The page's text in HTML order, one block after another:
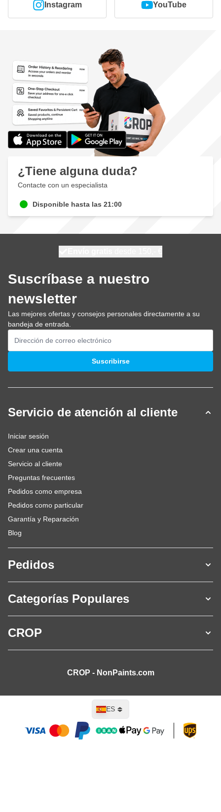
Instagram YouTube
¿Tiene alguna duda?
Contacte con un especialista
Disponible hasta las 21:00
Suscríbase a nuestro
newsletter
Las mejores ofertas y consejos personales directamente a su
bandeja de entrada.
Dirección de email
Suscribirse
Servicio de atención al cliente
Iniciar sesión
Crear una cuenta
Servicio al cliente
Preguntas frecuentes
Pedidos como empresa
Pedidos como particular
Garantía y Reparación
Blog
Pedidos
Categorías Populares
CROP
CROP - NonPaints.com
Lenguaje
ES